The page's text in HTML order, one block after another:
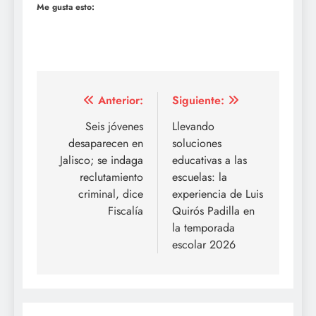
Me gusta esto:
Navegación
entradas
Anterior:
Seis jóvenes
desaparecen en
Jalisco; se indaga
reclutamiento
criminal, dice
Fiscalía
Siguiente:
Llevando
soluciones
educativas a las
escuelas: la
experiencia de Luis
Quirós Padilla en
la temporada
escolar 2026